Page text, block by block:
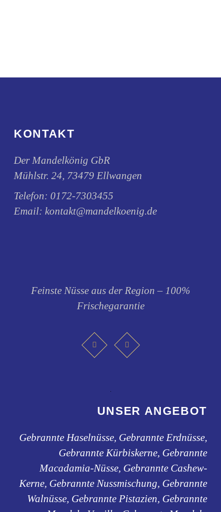
KONTAKT
Der Mandelkönig GbR
Mühlstr. 24, 73479 Ellwangen
Telefon:0172-7303455
Email:kontakt@mandelkoenig.de
Feinste Nüsse aus der Region – 100%
Frischegarantie
UNSER ANGEBOT
Gebrannte Haselnüsse, Gebrannte Erdnüsse,
Gebrannte Kürbiskerne, Gebrannte
Macadamia-Nüsse, Gebrannte Cashew-
Kerne, Gebrannte Nussmischung, Gebrannte
Walnüsse, Gebrannte Pistazien, Gebrannte